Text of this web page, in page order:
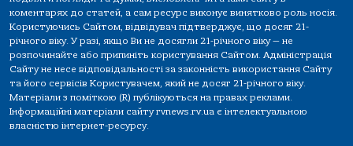
коментарях до статей, а сам ресурс виконує винятково роль носія.
Користуючись Сайтом, відвідувач підтверджує, що досяг 21-
річного віку. У разі, якщо Ви не досягли 21-річного віку — не
розпочинайте або припиніть користування Сайтом. Адміністрація
Сайту не несе відповідальності за законність використання Сайту
та його сервісів Користувачем, який не досяг 21-річного віку.
Матеріали з поміткою (R) публікуються на правах реклами.
Інформаційні матеріали сайту rvnews.rv.ua є інтелектуальною
власністю інтернет-ресурсу.